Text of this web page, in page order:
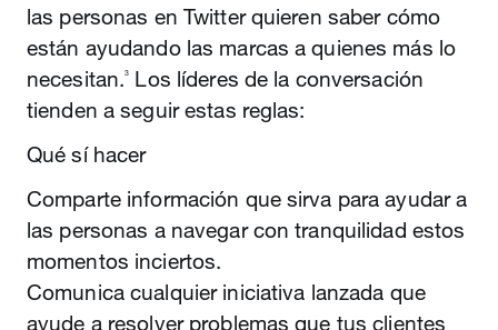
las personas en Twitter quieren saber cómo
están ayudando las marcas a quienes más lo
necesitan.3
Los líderes de la conversación
tienden a seguir estas reglas:
Qué sí hacer
Comparte información que sirva para ayudar a
las personas a navegar con tranquilidad estos
momentos inciertos.
Comunica cualquier iniciativa lanzada que
ayude a resolver problemas que tus clientes